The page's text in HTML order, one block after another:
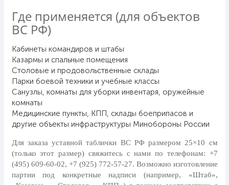
28 июля, День Крещения Руси
2 августа, День ВДВ
Где применяется (для объектов
ВС РФ)
Кабинеты командиров и штабы
Казармы и спальные помещения
Столовые и продовольственные склады
Парки боевой техники и учебные классы
Санузлы, комнаты для уборки инвентаря, оружейные
комнаты
Медицинские пункты, КПП, склады боеприпасов и
другие объекты инфраструктуры Минобороны России
Для заказа уставной таблички ВС РФ размером 25×10 см
(только этот размер) свяжитесь с нами по телефонам: +7
(495) 609-60-02, +7 (925) 772-57-27. Возможно изготовление
партии под конкретные надписи (например, «Штаб»,